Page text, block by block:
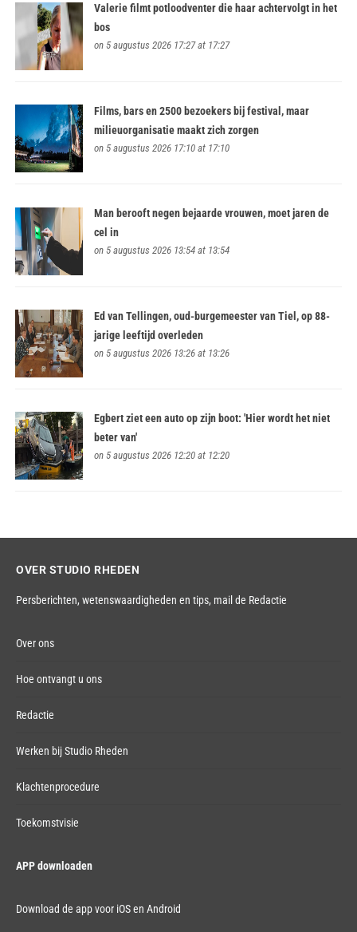
Valerie filmt potloodventer die haar achtervolgt in het
bos
on 5 augustus 2026 17:27 at 17:27
Films, bars en 2500 bezoekers bij festival, maar
milieuorganisatie maakt zich zorgen
on 5 augustus 2026 17:10 at 17:10
Man berooft negen bejaarde vrouwen, moet jaren de
cel in
on 5 augustus 2026 13:54 at 13:54
Ed van Tellingen, oud-burgemeester van Tiel, op 88-
jarige leeftijd overleden
on 5 augustus 2026 13:26 at 13:26
Egbert ziet een auto op zijn boot: 'Hier wordt het niet
beter van'
on 5 augustus 2026 12:20 at 12:20
OVER STUDIO RHEDEN
Persberichten, wetenswaardigheden en tips, mail de Redactie
Over ons
Hoe ontvangt u ons
Redactie
Werken bij Studio Rheden
Klachtenprocedure
Toekomstvisie
APP downloaden
Download de app voor iOS en Android